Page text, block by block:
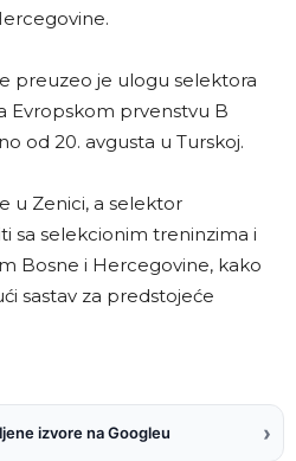
preuzeo je ulogu selektora
Evropskom prvenstvu B
od 20. avgusta u Turskoj.
u Zenici, a selektor
sa selekcionim treninzima i
Bosne i Hercegovine, kako
sastav za predstojeće
izvore na Googleu ›